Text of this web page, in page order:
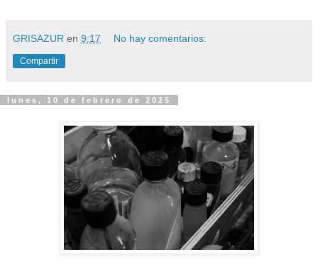
GRISAZUR en 9:17 No hay comentarios:
Compartir
lunes, 10 de febrero de 2025